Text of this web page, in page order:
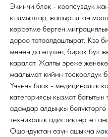
Экинчи блок - коопсуздук
кылмыштар, жашырылган
көрсөтмө берген
дароо татаалдаштырат. Кээ
менен да өтүшөт, бирок бул
каралат. Жалпы эреже
маалымат кийин тоскоолдук
Үчүнчү блок - медициналык
категориясы кызмат
адамдар алдыңкы
техникалык адистиктерге
Ошондуктан өзүн ашыкча